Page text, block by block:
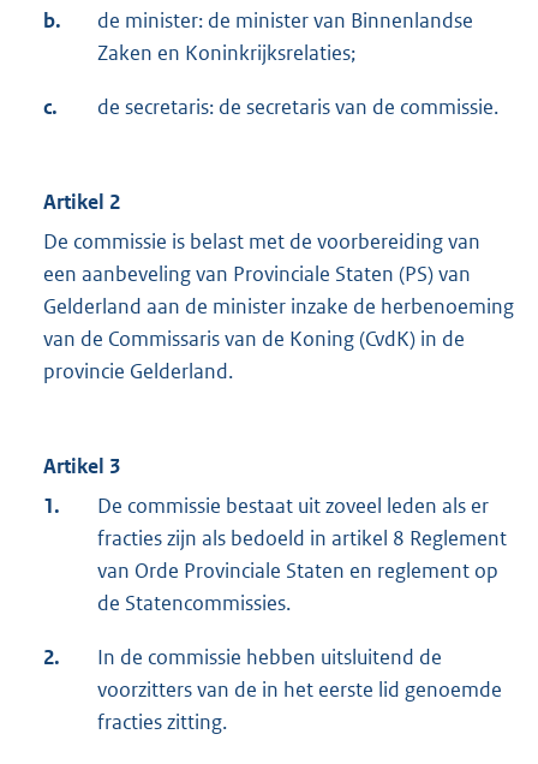
b.
de minister: de minister van Binnenlandse
Zaken en Koninkrijksrelaties;
c. de secretaris: de secretaris van de commissie.
Artikel 2
De commissie is belast met de voorbereiding van
een aanbeveling van Provinciale Staten (PS) van
Gelderland aan de minister inzake de herbenoeming
van de Commissaris van de Koning (CvdK) in de
provincie Gelderland.
Artikel 3
1.
De commissie bestaat uit zoveel leden als er
fracties zijn als bedoeld in artikel 8 Reglement
van Orde Provinciale Staten en reglement op
de Statencommissies.
2.
In de commissie hebben uitsluitend de
voorzitters van de in het eerste lid genoemde
fracties zitting.